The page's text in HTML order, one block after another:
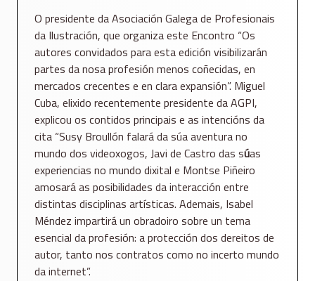
O presidente da Asociación Galega de Profesionais
da Ilustración, que organiza este Encontro “Os
autores convidados para esta edición visibilizarán
partes da nosa profesión menos coñecidas, en
mercados crecentes e en clara expansión”. Miguel
Cuba, elixido recentemente presidente da AGPI,
explicou os contidos principais e as intencións da
cita “Susy Broullón falará da súa aventura no
mundo dos videoxogos, Javi de Castro das súas
experiencias no mundo dixital e Montse Piñeiro
amosaráas posibilidades da interacción entre
distintas disciplinas artísticas. Ademais, Isabel
Méndez impartirá un obradoiro sobre un tema
esencial da profesión: a protección dos dereitos de
autor, tanto nos contratos como no incerto mundo
da internet”.